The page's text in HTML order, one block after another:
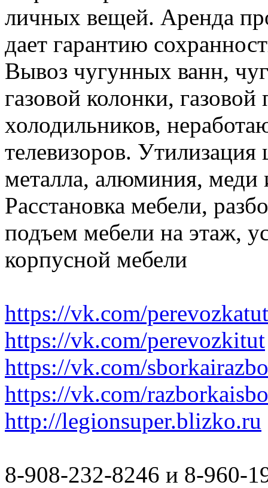
личных вещей. Аренда
дает гарантию
Вывоз чугунных ванн,
газовой колонки,
холодильников,
телевизоров. Утилизация
металла, алюминия, меди
Расстановка мебели,
подъем мебели на этаж,
корпусной мебели
https://vk.com/perevozkatut
https://vk.com/perevozkitut
https://vk.com/
https://vk.com/
http://legionsuper.blizko.ru
8-908-232-8246 и 8-960-